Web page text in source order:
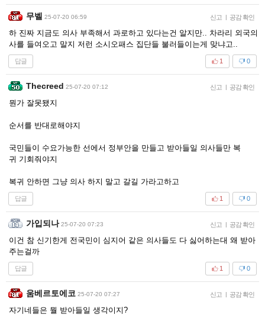
무벨 25-07-20 06:59 신고 | 공감 확인
하 진짜 지금도 의사 부족해서 과로하고 있다는건 알지만.. 차라리 외국의
사를 들여오고 말지 저런 소시오패스 집단들 불러들이는게 맞냐고..
답글 0
1
Thecreed 25-07-20 07:12 신고 | 공감 확인
뭔가 잘못됐지
순서를 반대로해야지
국민들이 수요가능한 선에서 정부안을 만들고 받아들일 의사들만 복
귀 기회줘야지
복귀 안하면 그냥 의사 하지 말고 갈길 가라고하고
답글 0
1
가입되나 25-07-20 07:23 신고 | 공감 확인
이건 참 신기한게 전국민이 심지어 같은 의사들도 다 싫어하는대 왜 받아
주는걸까
답글 0
1
움베르토에코 25-07-20 07:27 신고 | 공감 확인
자기네들은 뭘 받아들일 생각이지?